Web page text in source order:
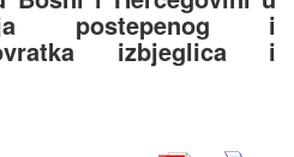
postepenog i
izbjeglica i